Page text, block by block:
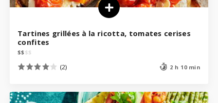
Tartines grillées à la ricotta, tomates cerises
confites
$$ $$
(2) 2 h 10 min